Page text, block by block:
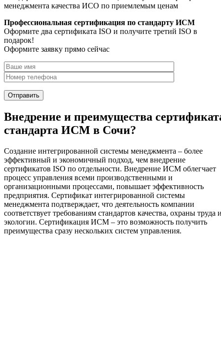
менеджмента качества ИСО по приемлемым ценам
Профессиональная сертификация по стандарту ИСМ
Оформите два сертификата ISO и получите третий ISO в
подарок!
Оформите заявку прямо сейчас
Внедрение и преимущества
стандарта ИСМ в Сочи?
Создание интегрированной системы менеджмента – более
эффективный и экономичный подход, чем внедрение
сертификатов ISO по отдельности. Внедрение ИСМ облегчает
процесс управления всеми производственными и
организационными процессами, повышает эффективность
предприятия. Сертификат интегрированной системы
менеджмента подтверждает, что деятельность компании
соответствует требованиям стандартов качества, охраны труда
экологии. Сертификация ИСМ – это возможность получить
преимущества сразу нескольких систем управления.